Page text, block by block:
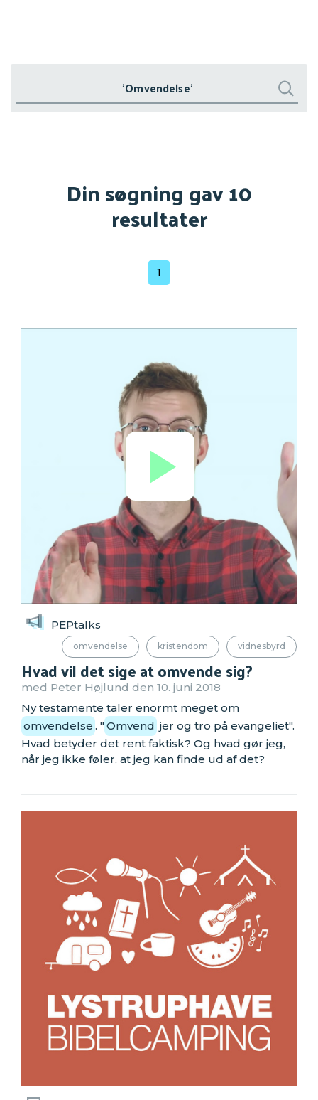
Søg
Din søgning gav 10
resultater
1
PEPtalks
omvendelse kristendom vidnesbyrd
Hvad vil det sige at omvende sig?
med Peter Højlund den 10. juni 2018
Ny testamente taler enormt meget om
omvendelse . "Omvend jer og tro på evangeliet".
Hvad betyder det rent faktisk? Og hvad gør jeg,
når jeg ikke føler, at jeg kan finde ud af det?